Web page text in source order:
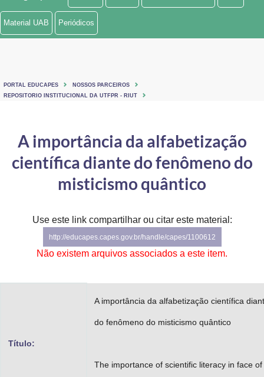
Ministério de Minas e Energia
Ministério do Turismo
Controladoria-Geral da União
Secretaria de Governo
Gabinete de Segurança Institucional
Material UAB Periódicos
PORTAL EDUCAPES
NOSSOS PARCEIROS
REPOSITORIO INSTITUCIONAL DA UTFPR - RIUT
A importância da alfabetização
científica diante do fenômeno do
misticismo quântico
Use este link compartilhar ou citar este material:
http://educapes.capes.gov.br/handle/capes/1100612
Não existem arquivos associados a este item.
Título:
A importância da alfabetização científica
do fenômeno do misticismo quântico
The importance of scientific literacy in face of